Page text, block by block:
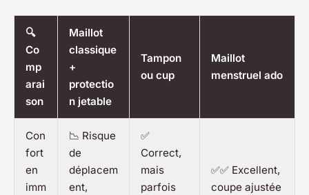
🔍
Co
mp
arai
son
Maillot
classique
+
protectio
n jetable
Tampon
ou cup
Maillot
menstruel ado
Con
fort
en
imm
📉 Risque
de
déplacem
ent,
✅
Correct,
mais
parfois
✅✅ Excellent,
coupe ajustée